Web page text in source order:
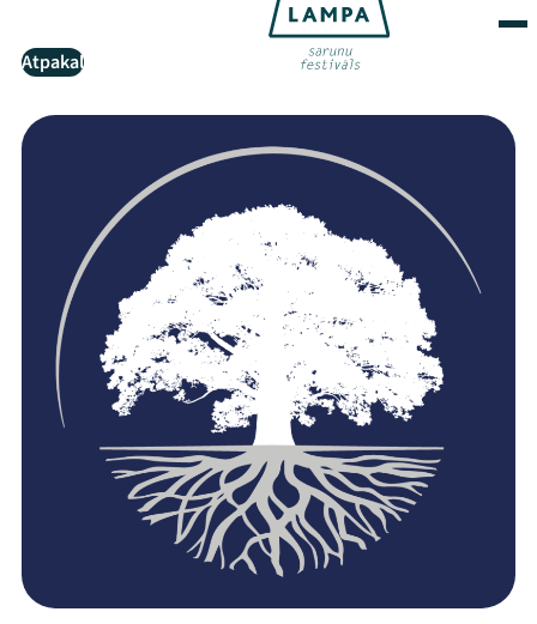
Atpakaļ